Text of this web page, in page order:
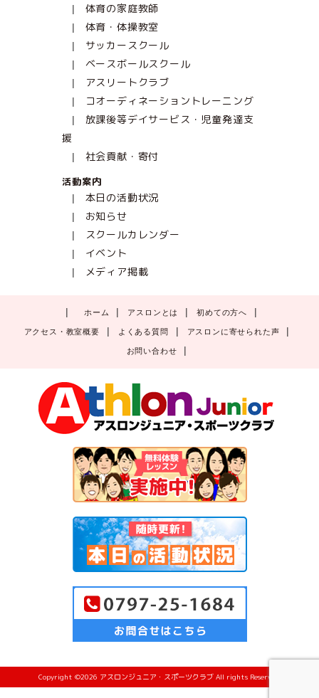
体育の家庭教師
体育・体操教室
サッカースクール
ベースボールスクール
アスリートクラブ
コオーディネーショントレーニング
放課後等デイサービス・児童発達支
援
社会貢献・寄付
活動案内
本日の活動状況
お知らせ
スクールカレンダー
イベント
メディア掲載
ホーム アスロンとは 初めての方へ
アクセス・教室概要 よくある質問 アスロンに寄せられた声
お問い合わせ
Copyright ©2026 アスロンジュニア・スポーツクラブ All rights Reserved.